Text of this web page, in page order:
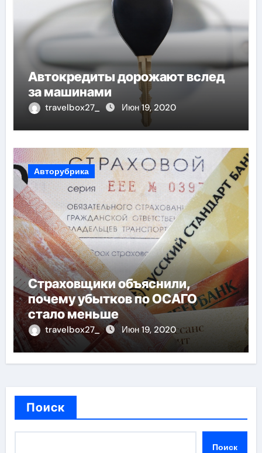
Автокредиты дорожают вслед
за машинами
travelbox27_ Июн 19, 2020
Авторубрика
Страховщики объяснили,
почему убытков по ОСАГО
стало меньше
travelbox27_ Июн 19, 2020
Поиск
Поиск